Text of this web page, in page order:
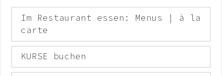
Im Restaurant essen: Menus | à la
carte
KURSE buchen